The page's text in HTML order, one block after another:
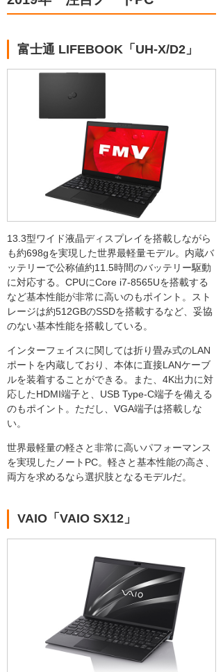
富士通 LIFEBOOK「UH-X/D2」
13.3型ワイド液晶ディスプレイを搭載しながら
も約698gを実現した世界最軽量モデル。内蔵バ
ッテリーで公称値約11.5時間のバッテリー駆動
に対応する。CPUにCore i7-8565Uを搭載する
など基本性能が非常に高いのもポイント。スト
レージは約512GBのSSDを搭載するなど、妥協
のない基本性能を搭載している。
インターフェイスに関しては折り畳み式のLAN
ポートを内蔵しており、本体に直接LANケーブ
ルを装着することができる。また、4K出力に対
応したHDMI端子と、USB Type-C端子を備える
のもポイント。ただし、VGA端子は搭載しな
い。
世界最軽量の軽さと非常に高いパフォーマンス
を実現したノートPC。軽さと基本性能の高さ、
両方を求めるなら選択肢となるモデルだ。
VAIO「VAIO SX12」